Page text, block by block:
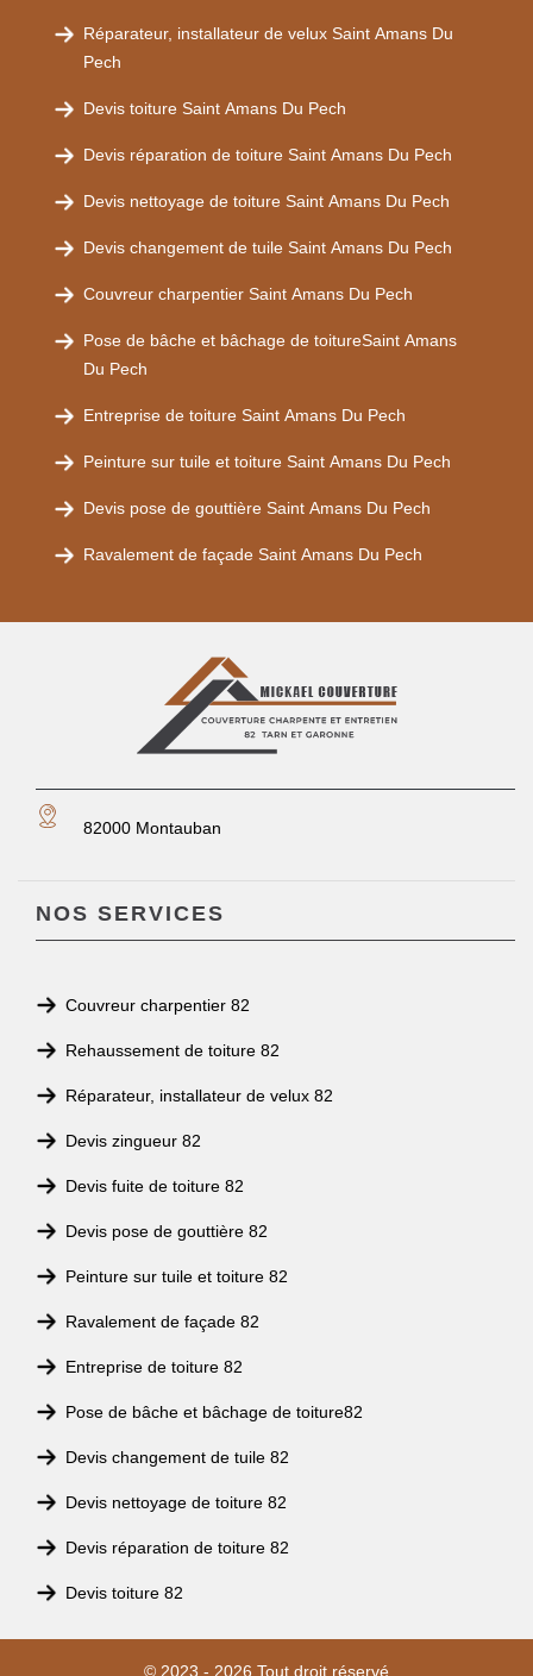
Réparateur, installateur de velux Saint Amans Du
Pech
Devis toiture Saint Amans Du Pech
Devis réparation de toiture Saint Amans Du Pech
Devis nettoyage de toiture Saint Amans Du Pech
Devis changement de tuile Saint Amans Du Pech
Couvreur charpentier Saint Amans Du Pech
Pose de bâche et bâchage de toitureSaint Amans
Du Pech
Entreprise de toiture Saint Amans Du Pech
Peinture sur tuile et toiture Saint Amans Du Pech
Devis pose de gouttière Saint Amans Du Pech
Ravalement de façade Saint Amans Du Pech
82000 Montauban
NOS SERVICES
Couvreur charpentier 82
Rehaussement de toiture 82
Réparateur, installateur de velux 82
Devis zingueur 82
Devis fuite de toiture 82
Devis pose de gouttière 82
Peinture sur tuile et toiture 82
Ravalement de façade 82
Entreprise de toiture 82
Pose de bâche et bâchage de toiture82
Devis changement de tuile 82
Devis nettoyage de toiture 82
Devis réparation de toiture 82
Devis toiture 82
© 2023 - 2026 Tout droit réservé